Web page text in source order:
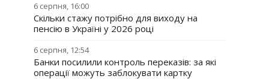
6 серпня, 16:00
Скільки стажу потрібно для виходу на
пенсію в Україні у 2026 році
6 серпня, 12:54
Банки посилили контроль переказів: за які
операції можуть заблокувати картку